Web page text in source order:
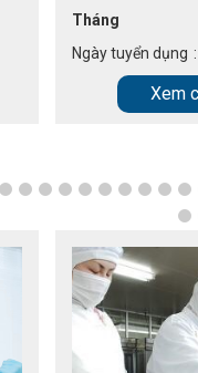
Tháng
Ngày tuyển dụng :
Xem